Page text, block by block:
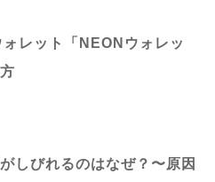
レット「NEONウォレッ
しびれるのはなぜ？〜原因